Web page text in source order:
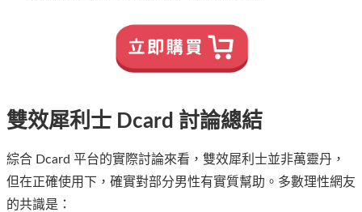
雙效犀利士 Dcard 討論總結
綜合 Dcard 平台的實際討論來看，雙效犀利士並非萬靈丹，
但在正確使用下，確實對部分男性有實質幫助。多數理性網友
的共識是：